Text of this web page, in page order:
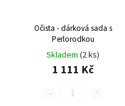
Očista - dárková sada s
Perlorodkou
Skladem (2 ks)
1 111 Kč